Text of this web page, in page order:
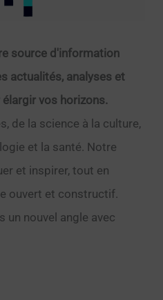
source d'information
actualités, analyses et
vos horizons.
de la science à la culture,
et la santé. Notre
et inspirer, tout en
ouvert et constructif.
un nouvel angle avec